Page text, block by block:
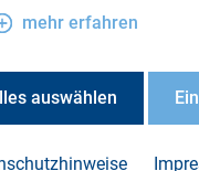
Dr. Martin Steinbach
Mark Kahlenberg,
mehr erfahren
auswählen